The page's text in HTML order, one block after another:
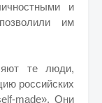
и
им
те люди,
российских
made». Они